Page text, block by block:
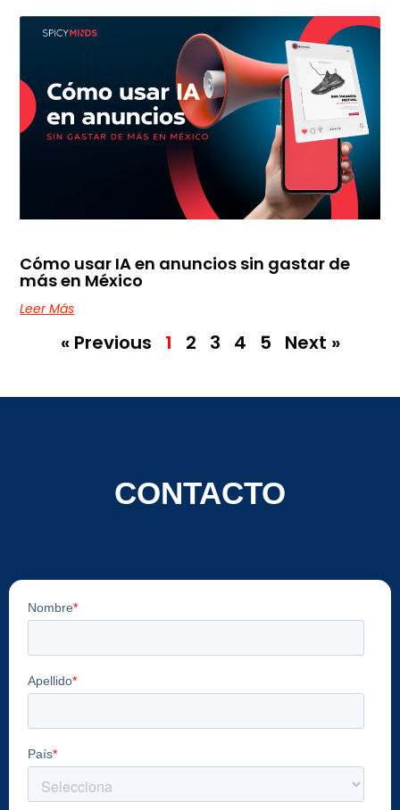
Cómo usar IA en anuncios sin gastar de
más en México
Leer Más
« Previous 1 2 3 4 5 Next »
CONTACTO